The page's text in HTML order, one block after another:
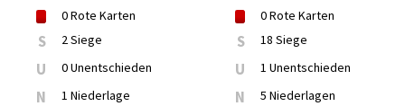
0Rote Karten
S 2 Siege
U 0 Unentschieden
N 1 Niederlage
0Rote Karten
S 18 Siege
U 1 Unentschieden
N 5 Niederlagen